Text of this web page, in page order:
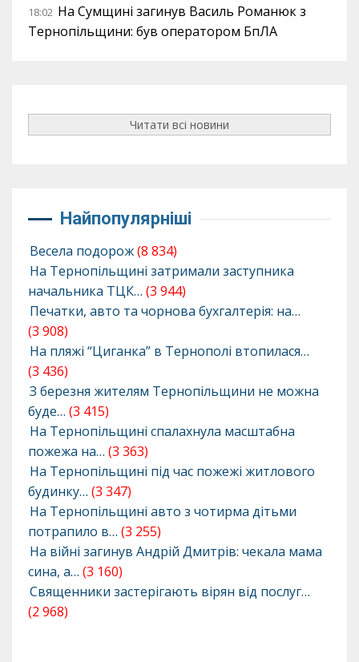
18:02 На Сумщині загинув Василь Романюк з
Тернопільщини: був оператором БпЛА
Читати всі новини
Найпопулярніші
Весела подорож(8 834)
На Тернопільщині затримали заступника
начальника ТЦК… (3 944)
Печатки, авто та чорнова бухгалтерія: на…
(3 908)
На пляжі “Циганка” в Тернополі втопилася…
(3 436)
З березня жителям Тернопільщини не можна
буде… (3 415)
На Тернопільщині спалахнула масштабна
пожежа на… (3 363)
На Тернопільщині під час пожежі житлового
будинку… (3 347)
На Тернопільщині авто з чотирма дітьми
потрапило в… (3 255)
На війні загинув Андрій Дмитрів: чекала мама
сина, а… (3 160)
Священники застерігають вірян від послуг…
(2 968)